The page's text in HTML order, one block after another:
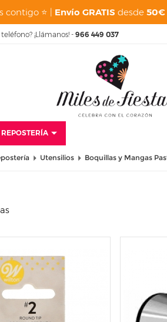
contigo ⭐ | Envío GRATIS desde 50€
¡Llámanos! -966 449 037
REPOSTERÍA
Utensilios Boquillas y Mangas